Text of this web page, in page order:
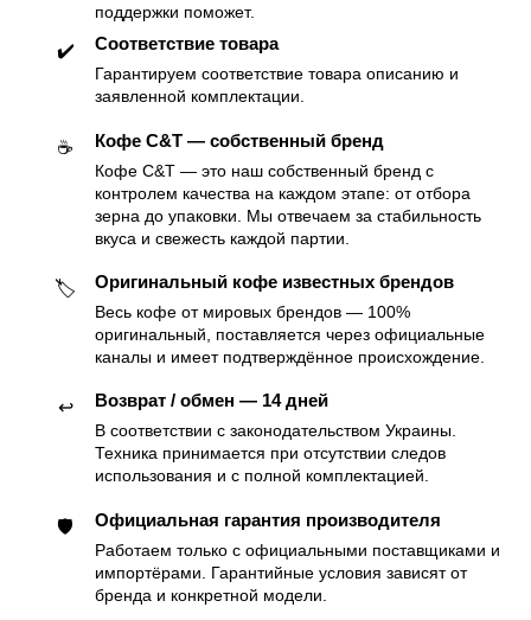
поддержки поможет.
✔️ Соответствие товара
Гарантируем соответствие товара описанию и
заявленной комплектации.
☕️ Кофе C&T — собственный бренд
Кофе C&T — это наш собственный бренд с
контролем качества на каждом этапе: от отбора
зерна до упаковки. Мы отвечаем за стабильность
вкуса и свежесть каждой партии.
🏷 Оригинальный кофе известных брендов
Весь кофе от мировых брендов — 100%
оригинальный, поставляется через официальные
каналы и имеет подтверждённое происхождение.
↩️ Возврат / обмен — 14 дней
В соответствии с законодательством Украины.
Техника принимается при отсутствии следов
использования и с полной комплектацией.
🛡 Официальная гарантия производителя
Работаем только с официальными поставщиками и
импортёрами. Гарантийные условия зависят от
бренда и конкретной модели.